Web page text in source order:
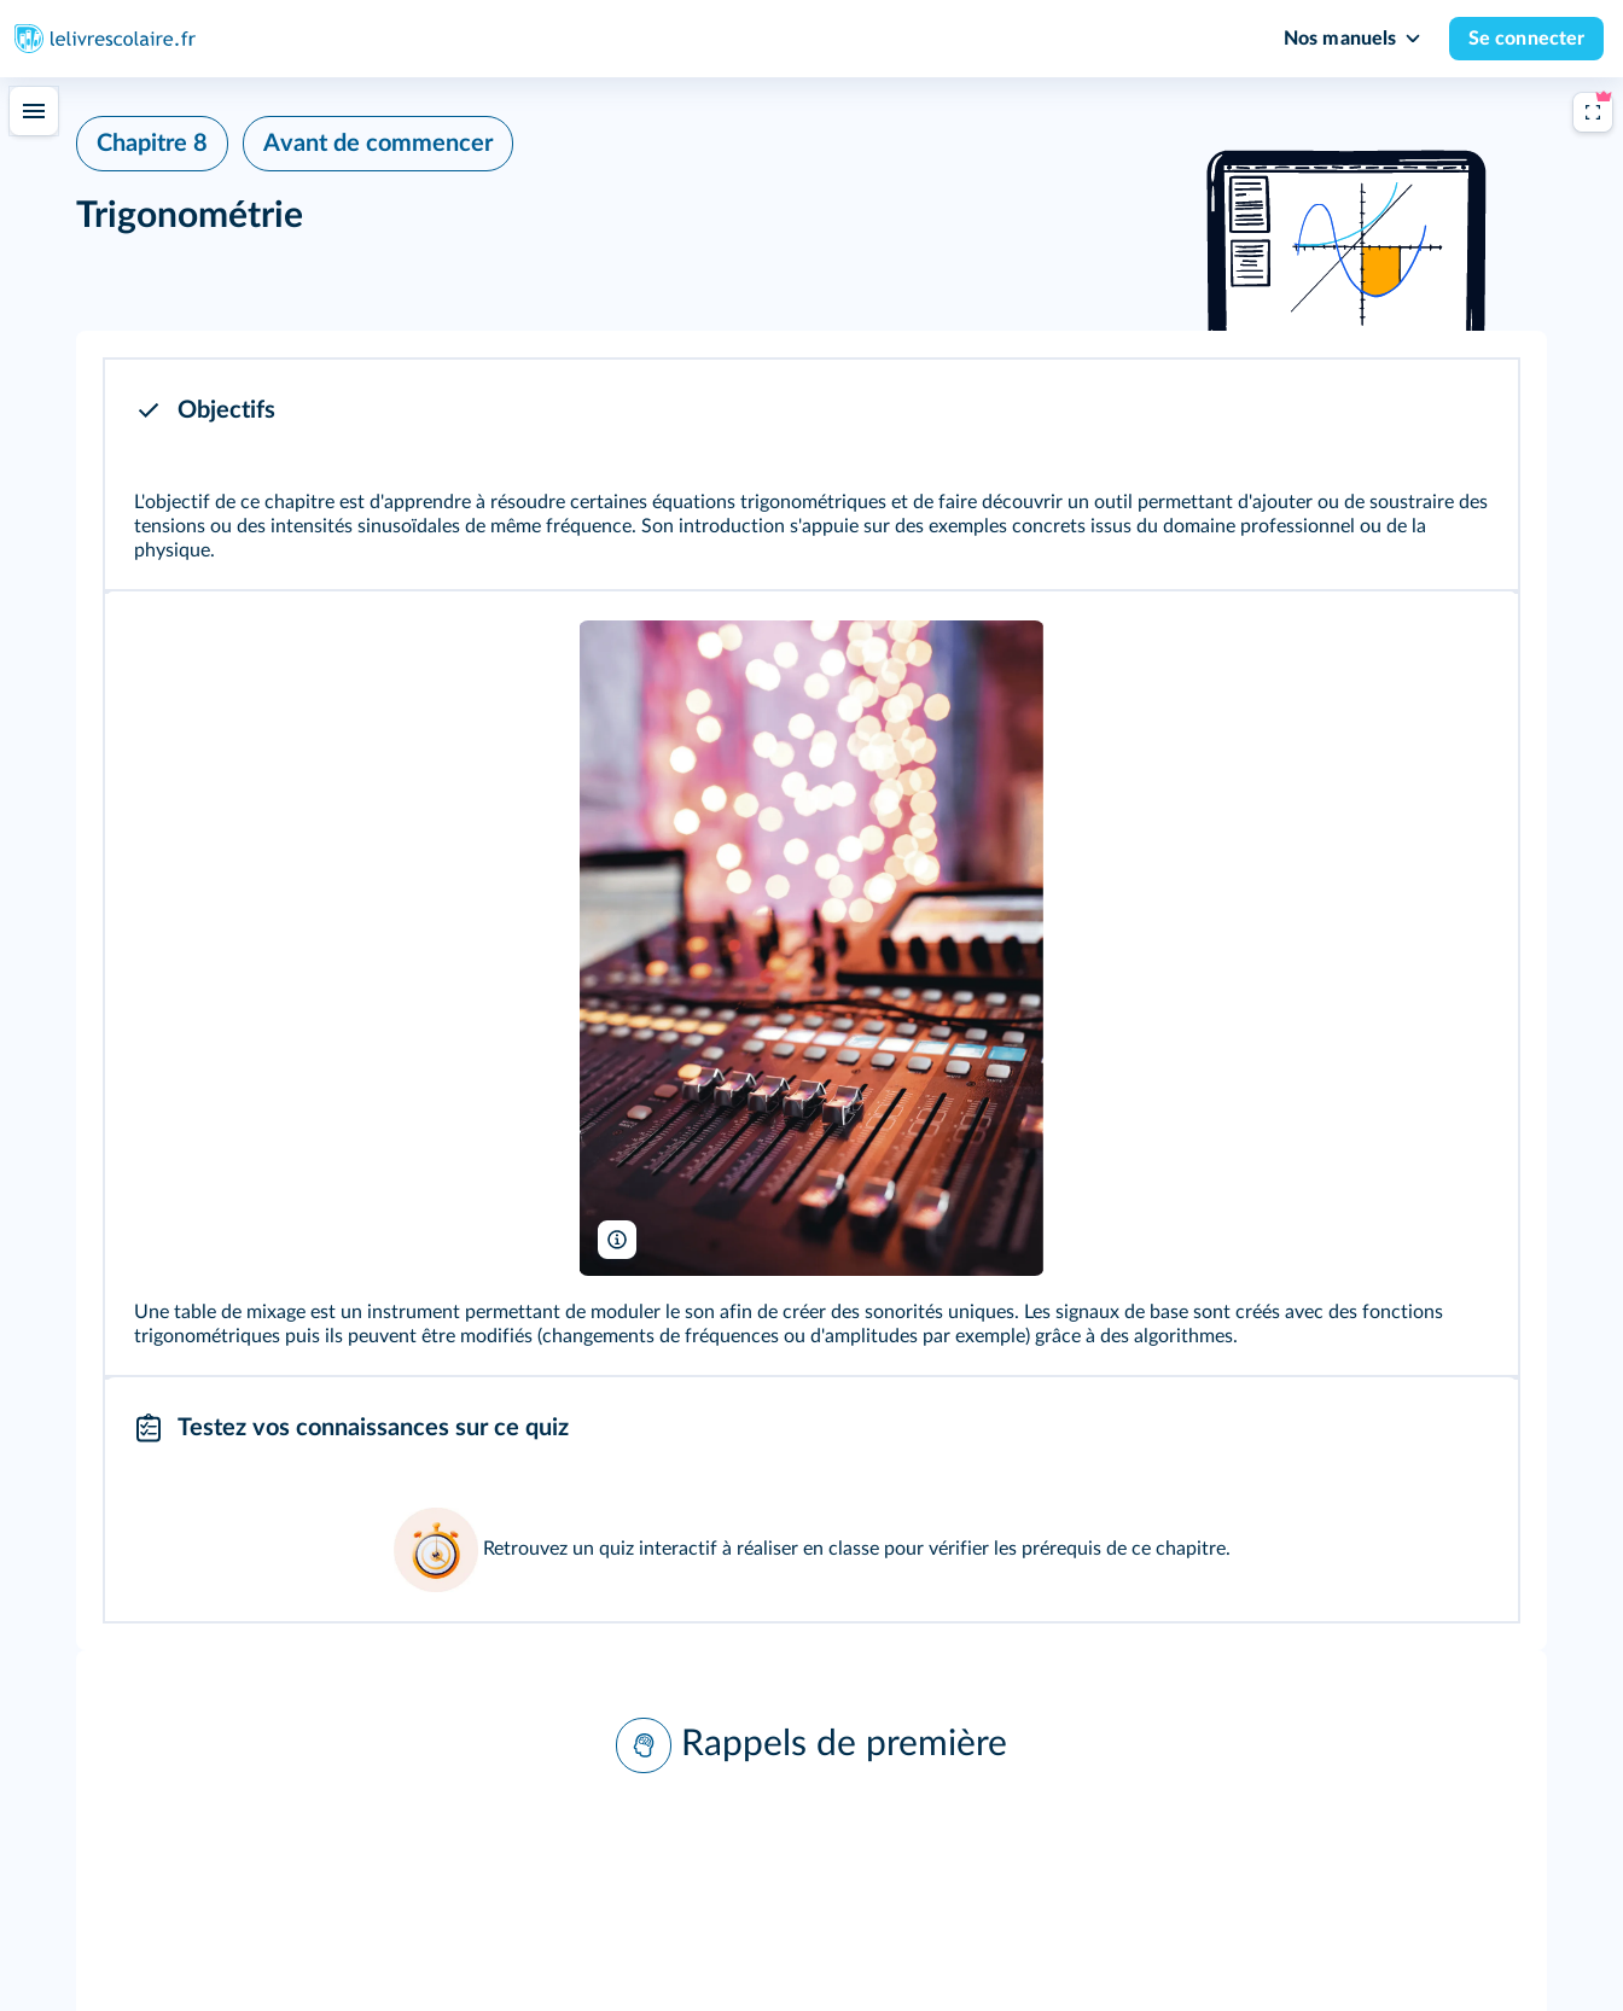
Nos manuels Se connecter
Chapitre 8 Avant de commencer
Trigonométrie
Objectifs
L'objectif de ce chapitre est d'apprendre à résoudre certaines équations trigonométriques et de faire découvrir un outil permettant d'ajouter ou de soustraire des
tensions ou des intensités sinusoïdales de même fréquence. Son introduction s'appuie sur des exemples concrets issus du domaine professionnel ou de la
physique.
Fusionstudio/Shutterstock
Une table de mixage est un instrument permettant de moduler le son afin de créer des sonorités uniques. Les signaux de base sont créés avec des fonctions
trigonométriques puis ils peuvent être modifiés (changements de fréquences ou d'amplitudes par exemple) grâce à des algorithmes.
Testez vos connaissances sur ce quiz
Retrouvez un quiz interactifà réaliser en classe pour vérifier les prérequis de ce chapitre.
Rappels de première